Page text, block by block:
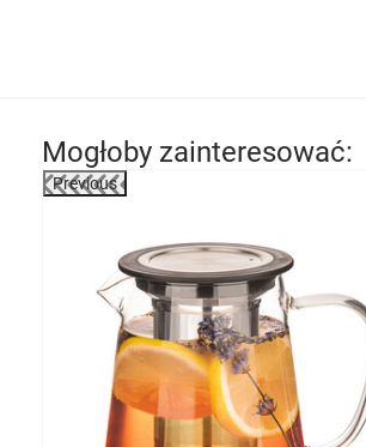
Mogłoby zainteresować:
Previous